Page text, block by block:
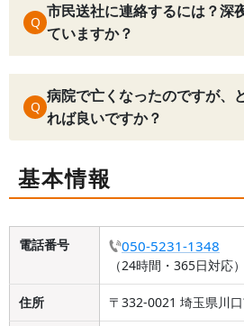
Q
市民送社に連絡するには？深
ていますか？
Q
病院で亡くなったのですが、
れば良いですか？
基本情報
電話番号 050-5231-1348
（24時間・365日対応）
住所 〒332-0021 埼玉県川